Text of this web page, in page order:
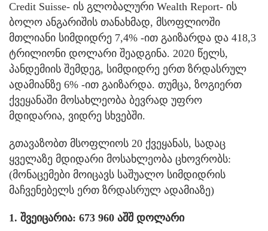
Credit Suisse- ის გლობალური Wealth Report- ის
ბოლო ანგარიშის თანახმად, მსოფლიოში
მთლიანი სიმდიდრე 7,4% -ით გაიზარდა და 418,3
ტრილიონი დოლარი შეადგინა. 2020 წელს,
პანდემიის შემდეგ, სიმდიდრე ერთ ზრდასრულ
ადამიანზე 6% -ით გაიზარდა. თუმცა, ზოგიერთ
ქვეყანაში მოსახლეობა ბევრად უფრო
მდიდარია, ვიდრე სხვებში.
გთავაზობთ მსოფლიოს 20 ქვეყანას, სადაც
ყველაზე მდიდარი მოსახლეობა ცხოვრობს:
(მონაცემები მოიცავს საშუალო სიმდიდრის
მაჩვენებელს ერთ ზრდასრულ ადამიაზე)
1. შვეიცარია: 673 960 აშშ დოლარი